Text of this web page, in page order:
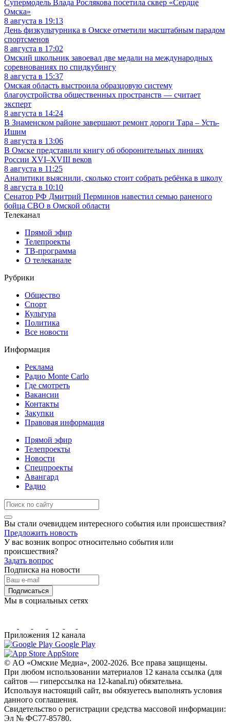
Супермодель Влада Рослякова посетила сквер «Сердце
Омска»
8 августа в 19:13
День физкультурника в Омске отметили масштабным парадом
спортсменов
8 августа в 17:02
Омский школьник завоевал две медали на международных
соревнованиях по спидкубингу
8 августа в 15:37
Омская область выстроила образцовую систему
благоустройства общественных пространств — считает
эксперт
8 августа в 14:24
В Знаменском районе завершают ремонт дороги Тара – Усть-
Ишим
8 августа в 13:06
В Омске представили книгу об оборонительных линиях
России XVI–XVIII веков
8 августа в 11:25
Аналитики выяснили, сколько стоит собрать ребёнка в школу
8 августа в 10:10
Сенатор РФ Дмитрий Перминов навестил семью раненого
бойца СВО в Омской области
Телеканал
Прямой эфир
Телепроекты
ТВ-программа
О телеканале
Рубрики
Общество
Спорт
Культура
Политика
Все новости
Информация
Реклама
Радио Monte Carlo
Где смотреть
Вакансии
Контакты
Закупки
Правовая информация
Прямой эфир
Телепроекты
Новости
Спецпроекты
Авангард
Радио
Вы стали очевидцем интересного события или происшествия?
Предложить новость
У вас возник вопрос относительно события или
происшествия?
Задать вопрос
Подписка на новости
Подписаться
Мы в социальных сетях
Приложения 12 канала
Google Play
AppStore
© AO «Омские Медиа», 2002-2026. Все права защищены.
При любом использовании материалов 12 канала ссылка (для
сайтов — гиперссылка на 12-kanal.ru) обязательна.
Используя настоящий сайт, вы обязуетесь выполнять условия
данного соглашения.
Свидетельство о регистрации средства массовой информации:
Эл № ФС77-85780.